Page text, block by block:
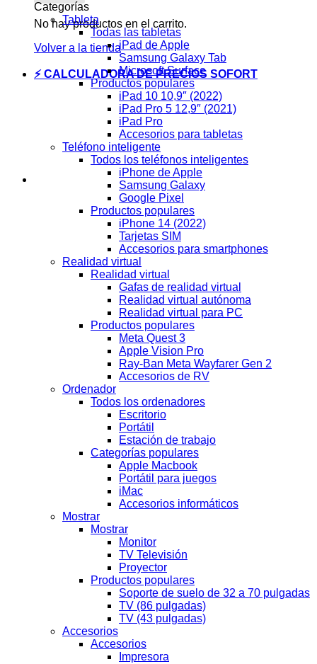
No hay productos en el carrito.
Volver a la tienda
⚡ CALCULADORA DE PRECIOS SOFORT
Categorías
Tableta
Todas las tabletas
iPad de Apple
Samsung Galaxy Tab
Microsoft Surface
Productos populares
iPad 10 10,9″ (2022)
iPad Pro 5 12,9″ (2021)
iPad Pro
Accesorios para tabletas
Teléfono inteligente
Todos los teléfonos inteligentes
iPhone de Apple
Samsung Galaxy
Google Pixel
Productos populares
iPhone 14 (2022)
Tarjetas SIM
Accesorios para smartphones
Realidad virtual
Realidad virtual
Gafas de realidad virtual
Realidad virtual autónoma
Realidad virtual para PC
Productos populares
Meta Quest 3
Apple Vision Pro
Ray-Ban Meta Wayfarer Gen 2
Accesorios de RV
Ordenador
Todos los ordenadores
Escritorio
Portátil
Estación de trabajo
Categorías populares
Apple Macbook
Portátil para juegos
iMac
Accesorios informáticos
Mostrar
Mostrar
Monitor
TV Televisión
Proyector
Productos populares
Soporte de suelo de 32 a 70 pulgadas
TV (86 pulgadas)
TV (43 pulgadas)
Accesorios
Accesorios
Impresora